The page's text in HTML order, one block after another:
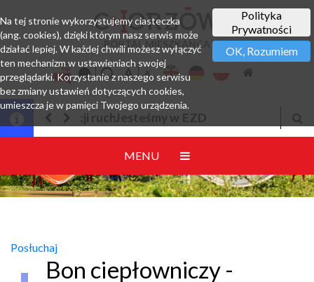
PORTAL MIESZKAŃCA
Jesteśmy w EZD
MENU
Posłuchaj
Bon ciepłowniczy -
Polityka
Prywatności
OK, Rozumiem
Na tej stronie wykorzystujemy ciasteczka
(ang. cookies), dzięki którym nasz serwis może
działać lepiej. W każdej chwili możesz wyłączyć
ten mechanizm w ustawieniach swojej
przeglądarki. Korzystanie z naszego serwisu
bez zmiany ustawień dotyczących cookies,
umieszcza je w pamięci Twojego urządzenia.